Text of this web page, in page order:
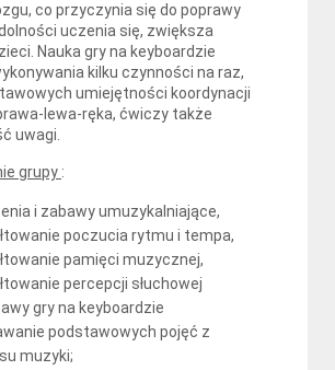
co przyczynia się do poprawy
uczenia się, zwiększa
Nauka gry na keyboardzie
kilku czynności na raz,
umiejętności koordynacji
lewa-ręka, ćwiczy także
uwagi.
grupy :
i zabawy umuzykalniające,
poczucia rytmu i tempa,
pamięci muzycznej,
percepcji słuchowej
gry na keyboardzie
podstawowych pojęć z
muzyki;